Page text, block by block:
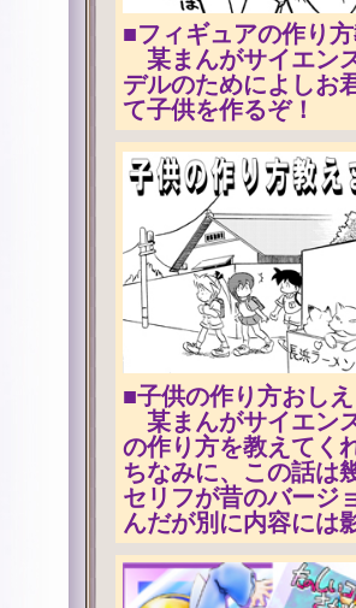
■フィギュアの作り
某まんがサイエン
デルのためによしお
て子供を作るぞ！
■子供の作り方おし
某まんがサイエン
の作り方を教えてく
ちなみに、この話は
セリフが昔のバージ
んだが別に内容には